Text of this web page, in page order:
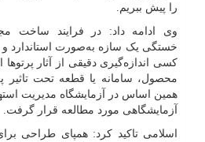
را پیش ببریم.
وی ادامه داد: در فرایند ساخت
خستگی یک سازه به‌صورت استاندارد و
کسی اندازه‌گیری دقیقی از آثار پرتو‌ها
محصول، سامانه یا قطعه تحت
همین اساس در آزمایشگاه مدیریت
آزمایشگاهی مورد مطالعه قرار گرفت.
اسلامی تاکید کرد: همپای طراحی